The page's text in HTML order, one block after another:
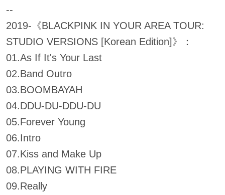
--
2019-《BLACKPINK IN YOUR AREA TOUR:
STUDIO VERSIONS [Korean Edition]》：
01.As If It's Your Last
02.Band Outro
03.BOOMBAYAH
04.DDU-DU-DDU-DU
05.Forever Young
06.Intro
07.Kiss and Make Up
08.PLAYING WITH FIRE
09.Really